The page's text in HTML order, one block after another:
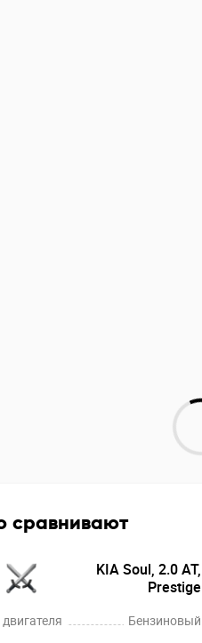
сравнивают
KIA Soul, 2.0 AT,
Prestige
Бензиновый